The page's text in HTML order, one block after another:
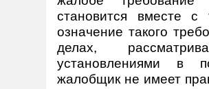
становится вместе
означение такого
делах,
установлениями в
жалобщик не имеет